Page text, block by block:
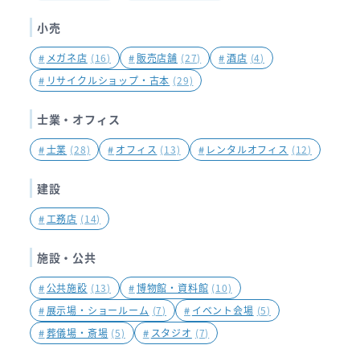
小売
# メガネ店 (16) # 販売店舗 (27) #酒店 (4)
# リサイクルショップ・古本 (29)
士業・オフィス
#士業 (28) # オフィス (13) # レンタルオフィス (12)
建設
# 工務店 (14)
施設・公共
#公共施設 (13) #博物館・資料館 (10)
# 展示場・ショールーム (7) # イベント会場 (5)
#葬儀場・斎場 (5) # スタジオ (7)